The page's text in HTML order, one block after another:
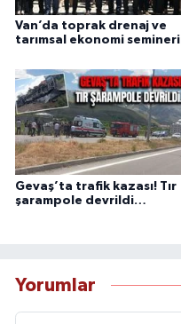
Van’da toprak drenaj ve
tarımsal ekonomi semineri
Gevaş’ta trafik kazası! Tır
şarampole devrildi…
Yorumlar